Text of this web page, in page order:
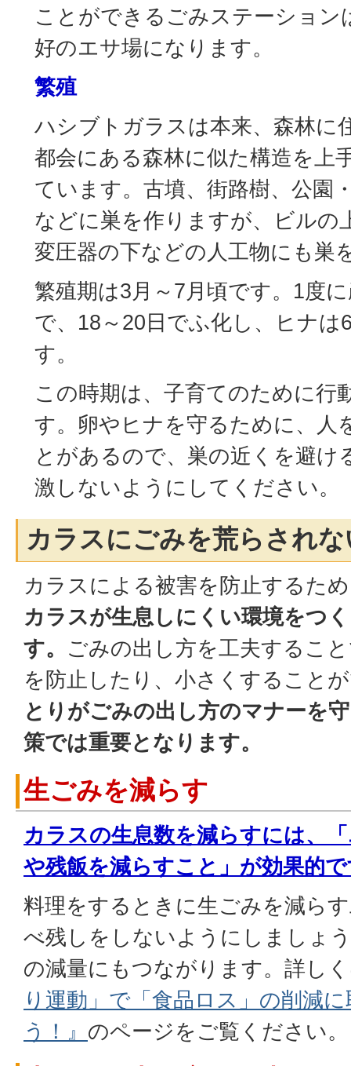
ことができるごみステーション
好のエサ場になります。
繁殖
ハシブトガラスは本来、森林に
都会にある森林に似た構造を上
ています。古墳、街路樹、公園
などに巣を作りますが、ビルの
変圧器の下などの人工物にも巣
繁殖期は3月～7月頃です。1度
で、18～20日でふ化し、ヒナは
す。
この時期は、子育てのために行
す。卵やヒナを守るために、人
とがあるので、巣の近くを避け
激しないようにしてください。
カラスにごみを荒らされ
カラスによる被害を防止するた
カラスが生息しにくい環境をつ
す。 ごみの出し方を工夫するこ
を防止したり、小さくすること
とりがごみの出し方のマナーを
策では重要となります。
生ごみを減らす
カラスの生息数を減らすには、
や残飯を減らすこと」が効果的
料理をするときに生ごみを減ら
べ残しをしないようにしましょ
の減量にもつながります。詳し
り運動」で「食品ロス」の削減
う！』 のページをご覧ください。